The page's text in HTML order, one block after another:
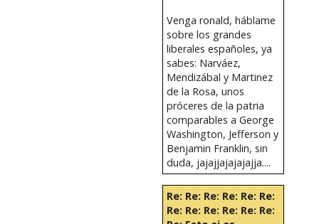
Venga ronald, háblame
sobre los grandes
liberales españoles, ya
sabes: Narváez,
Mendizábal y Martinez
de la Rosa, unos
próceres de la patria
comparables a George
Washington, Jefferson y
Benjamin Franklin, sin
duda, jajajjajajajajja....
Re: Re: Re: Re: Re: Re:
Re: Re: Re: Re: Re: Re: